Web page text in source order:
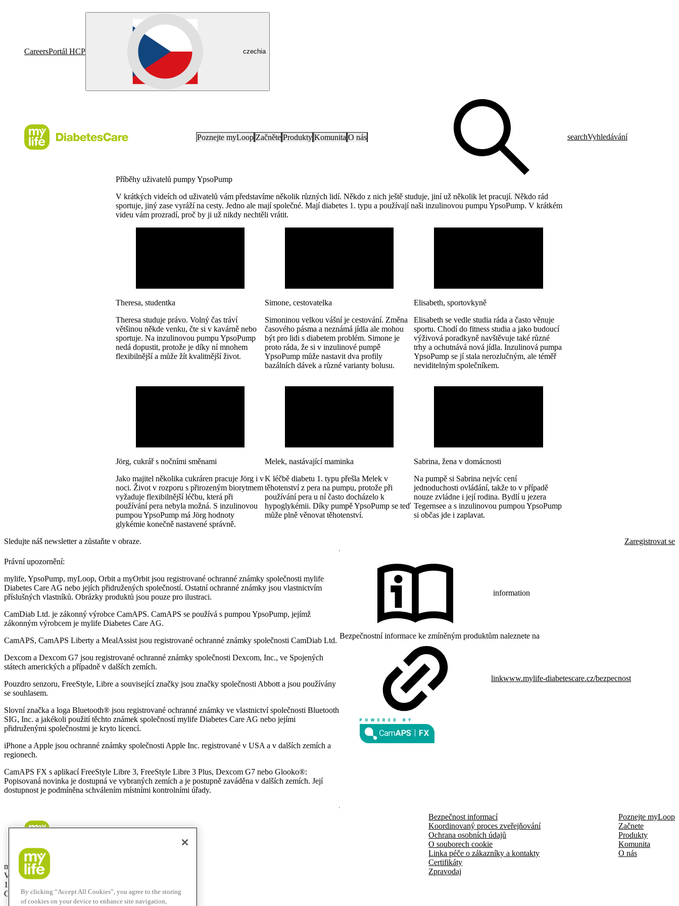
CareersPortál HCP czechia
Poznejte myLoop Začněte Produkty Komunita O nás searchVyhledávání
Příběhy uživatelů pumpy YpsoPump
V krátkých videích od uživatelů vám představíme několik různých lidí. Někdo z nich ještě studuje, jiní už několik let pracují. Někdo rád
sportuje, jiný zase vyráží na cesty. Jedno ale mají společné. Mají diabetes 1. typu a používají naši inzulinovou pumpu YpsoPump. V krátkém
videu vám prozradí, proč by ji už nikdy nechtěli vrátit.
Theresa, studentka
Theresa studuje právo. Volný čas tráví
většinou někde venku, čte si v kavárně nebo
sportuje. Na inzulinovou pumpu YpsoPump
nedá dopustit, protože je díky ní mnohem
flexibilnější a může žít kvalitnější život.
Simone, cestovatelka
Simoninou velkou vášní je cestování. Změna
časového pásma a neznámá jídla ale mohou
být pro lidi s diabetem problém. Simone je
proto ráda, že si v inzulinové pumpě
YpsoPump může nastavit dva profily
bazálních dávek a různé varianty bolusu.
Elisabeth, sportovkyně
Elisabeth se vedle studia ráda a často věnuje
sportu. Chodí do fitness studia a jako budoucí
výživová poradkyně navštěvuje také různé
trhy a ochutnává nová jídla. Inzulinová pumpa
YpsoPump se jí stala nerozlučným, ale téměř
neviditelným společníkem.
Jörg, cukrář s nočními směnami
Jako majitel několika cukráren pracuje Jörg i v
noci. Život v rozporu s přirozeným biorytmem
vyžaduje flexibilnější léčbu, která při
používání pera nebyla možná. S inzulinovou
pumpou YpsoPump má Jörg hodnoty
glykémie konečně nastavené správně.
Melek, nastávající maminka
K léčbě diabetu 1. typu přešla Melek v
těhotenství z pera na pumpu, protože při
používání pera u ní často docházelo k
hypoglykémii. Díky pumpě YpsoPump se teď
může plně věnovat těhotenství.
Sabrina, žena v domácnosti
Na pumpě si Sabrina nejvíc cení
jednoduchosti ovládání, takže to v případě
nouze zvládne i její rodina. Bydlí u jezera
Tegernsee a s inzulinovou pumpou YpsoPump
si občas jde i zaplavat.
Sledujte náš newsletter a zůstaňte v obraze. Zaregistrovat se
Právní upozornění:
mylife, YpsoPump, myLoop, Orbit a myOrbit jsou registrované ochranné známky společnosti mylife
Diabetes Care AG nebo jejích přidružených společností. Ostatní ochranné známky jsou vlastnictvím
příslušných vlastníků. Obrázky produktů jsou pouze pro ilustraci.
CamDiab Ltd. je zákonný výrobce CamAPS. CamAPS se používá s pumpou YpsoPump, jejímž
zákonným výrobcem je mylife Diabetes Care AG.
CamAPS, CamAPS Liberty a MealAssist jsou registrované ochranné známky společnosti CamDiab Ltd.
Dexcom a Dexcom G7 jsou registrované ochranné známky společnosti Dexcom, Inc., ve Spojených
státech amerických a případně v dalších zemích.
Pouzdro senzoru, FreeStyle, Libre a související značky jsou značky společnosti Abbott a jsou používány
se souhlasem.
Slovní značka a loga Bluetooth® jsou registrované ochranné známky ve vlastnictví společnosti Bluetooth
SIG, Inc. a jakékoli použití těchto známek společností mylife Diabetes Care AG nebo jejími
přidruženými společnostmi je kryto licencí.
iPhone a Apple jsou ochranné známky společnosti Apple Inc. registrované v USA a v dalších zemích a
regionech.
CamAPS FX s aplikací FreeStyle Libre 3, FreeStyle Libre 3 Plus, Dexcom G7 nebo Glooko®:
Popisovaná novinka je dostupná ve vybraných zemích a je postupně zaváděna v dalších zemích. Její
dostupnost je podmíněna schválením místními kontrolními úřady.
information
Bezpečnostní informace ke zmíněným produktům naleznete na
linkwww.mylife-diabetescare.cz/bezpecnost
mylife Diabetes Care s.r.o.
Vinohradská 1597/174
130 00 Praha 3
Czech Republic
Bezpečnost informací
Koordinovaný proces zveřejňování
Ochrana osobních údajů
O souborech cookie
Linka péče o zákazníky a kontakty
Certifikáty
Zpravodaj
Poznejte myLoop
Začnete
Produkty
Komunita
O nás
By clicking “Accept All Cookies”, you agree to the storing
of cookies on your device to enhance site navigation,